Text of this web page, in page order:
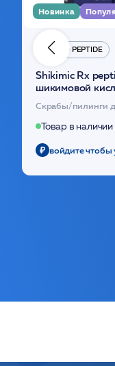
Новинка
HYDRO PEPTIDE
Shikimic Rx
шикимовой
(30шт) /HP
Скрабы/пилинги
Товар в наличии
войдите чтобы